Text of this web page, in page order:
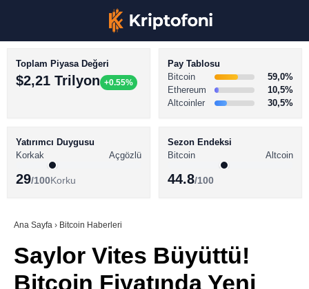
Youtube
BİTCOİN HABERLERİ
ALTCOİN HABERLERİ
SÖZLÜK
Toplam Piyasa Değeri
$2,21 Trilyon +0.55%
Pay Tablosu
Bitcoin
59,0%
Ethereum
10,5%
Altcoinler
30,5%
Yatırımcı Duygusu
Korkak
Açgözlü
29/100Korku
Sezon Endeksi
Bitcoin
Altcoin
44.8/100
Ana Sayfa › Bitcoin Haberleri
Saylor Vites Büyüttü!
Bitcoin Fiyatında Yeni